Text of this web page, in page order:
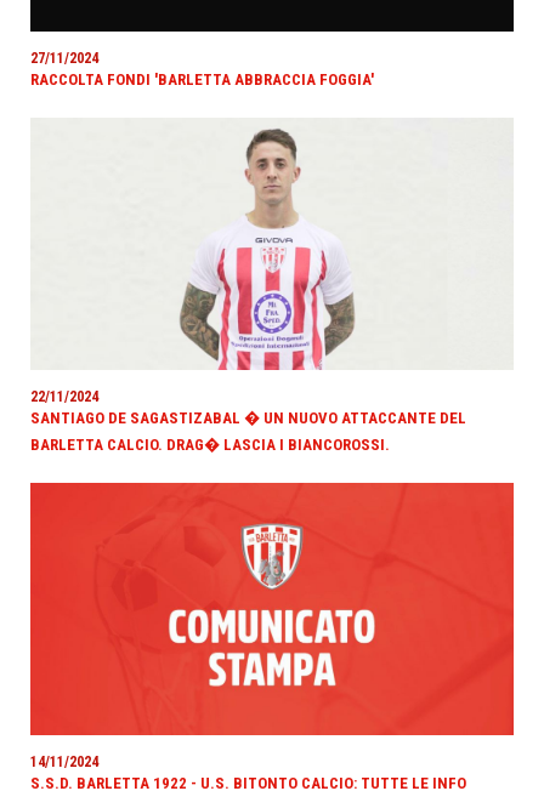
27/11/2024
RACCOLTA FONDI 'BARLETTA ABBRACCIA FOGGIA'
22/11/2024
SANTIAGO DE SAGASTIZABAL � UN NUOVO ATTACCANTE DEL
BARLETTA CALCIO. DRAG� LASCIA I BIANCOROSSI.
14/11/2024
S.S.D. BARLETTA 1922 - U.S. BITONTO CALCIO: TUTTE LE INFO